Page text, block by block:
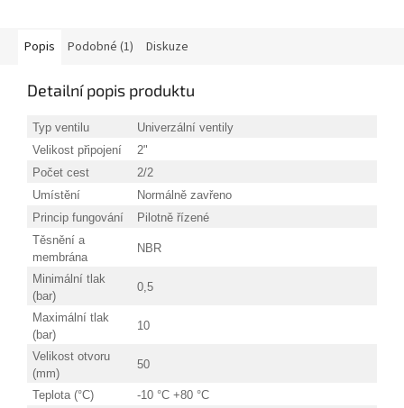
Popis Podobné (1) Diskuze
Detailní popis produktu
Typ ventilu
Univerzální ventily
Velikost připojení
2"
Počet cest
2/2
Umístění
Normálně zavřeno
Princip fungování
Pilotně řízené
Těsnění a
membrána
NBR
Minimální tlak
(bar)
0,5
Maximální tlak
(bar)
10
Velikost otvoru
(mm)
50
Teplota (°C)
-10 °C +80 °C